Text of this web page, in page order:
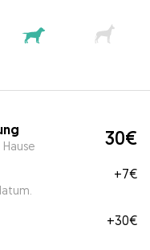
30€
+7€
+30€